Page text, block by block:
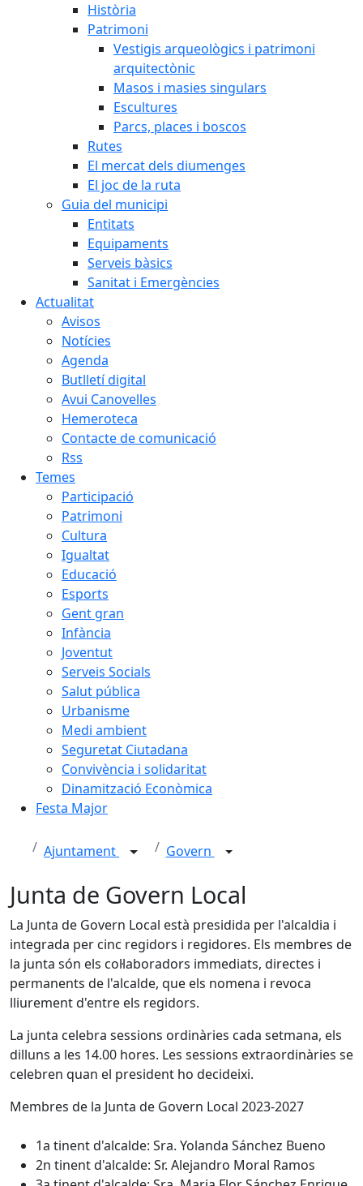
Història
Patrimoni
Vestigis arqueològics i patrimoni
arquitectònic
Masos i masies singulars
Escultures
Parcs, places i boscos
Rutes
El mercat dels diumenges
El joc de la ruta
Guia del municipi
Entitats
Equipaments
Serveis bàsics
Sanitat i Emergències
Actualitat
Avisos
Notícies
Agenda
Butlletí digital
Avui Canovelles
Hemeroteca
Contacte de comunicació
Rss
Temes
Participació
Patrimoni
Cultura
Igualtat
Educació
Esports
Gent gran
Infància
Joventut
Serveis Socials
Salut pública
Urbanisme
Medi ambient
Seguretat Ciutadana
Convivència i solidaritat
Dinamització Econòmica
Festa Major
Ajuntament Govern
Junta de Govern Local
La Junta de Govern Local està presidida per l'alcaldia i
integrada per cinc regidors i regidores. Els membres de
la junta són els col·laboradors immediats, directes i
permanents de l'alcalde, que els nomena i revoca
lliurement d'entre els regidors.
La junta celebra sessions ordinàries cada setmana, els
dilluns a les 14.00 hores. Les sessions extraordinàries se
celebren quan el president ho decideixi.
Membres de la Junta de Govern Local 2023-2027
1a tinent d'alcalde: Sra. Yolanda Sánchez Bueno
2n tinent d'alcalde: Sr. Alejandro Moral Ramos